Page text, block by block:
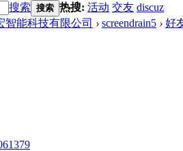
搜索 搜索 热搜: 活动 交友 discuz
智能科技有限公司 › screendrain5 › 好